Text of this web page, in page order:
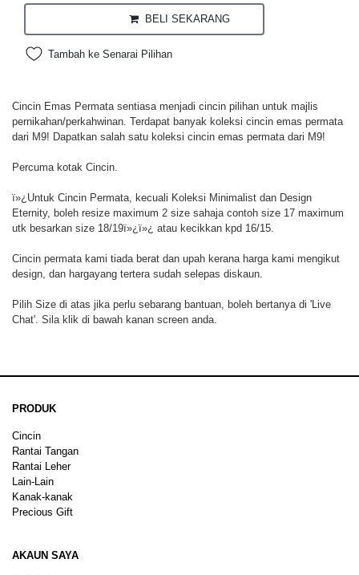
BELI SEKARANG
Tambah ke Senarai Pilihan
Cincin Emas Permata sentiasa menjadi cincin pilihan untuk majlis
pernikahan/perkahwinan. Terdapat banyak koleksi cincin emas permata
dari M9! Dapatkan salah satu koleksi cincin emas permata dari M9!
Percuma kotak Cincin.
ï»¿Untuk Cincin Permata, kecuali Koleksi Minimalist dan Design
Eternity, boleh resize maximum 2 size sahaja contoh size 17 maximum
utk besarkan size 18/19ï»¿ï»¿ atau kecikkan kpd 16/15.
Cincin permata kami tiada berat dan upah kerana harga kami mengikut
design, dan hargayang tertera sudah selepas diskaun.
Pilih Size di atas jika perlu sebarang bantuan, boleh bertanya di 'Live
Chat'. Sila klik di bawah kanan screen anda.
PRODUK
Cincin
Rantai Tangan
Rantai Leher
Lain-Lain
Kanak-kanak
Precious Gift
AKAUN SAYA